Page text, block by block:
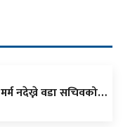
नदेख्ने वडा सचिवको…